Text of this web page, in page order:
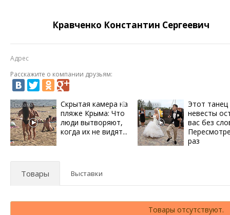
Кравченко Константин Сергеевич
Адрес
Расскажите о компании друзьям:
i
Скрытая камера на
пляже Крыма: Что
люди вытворяют,
когда их не видят...
Этот танец
невесты
вас без
раз
Товары Выставки
Товары отсутствуют.